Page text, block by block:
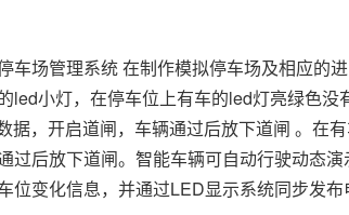
场管理系统 在制作模拟停车场及相应的
led小灯，在停车位上有车的led灯亮绿色
据，开启道闸，车辆通过后放下道闸 。在
过后放下道闸。智能车辆可自动行驶动态
位变化信息，并通过LED显示系统同步发布